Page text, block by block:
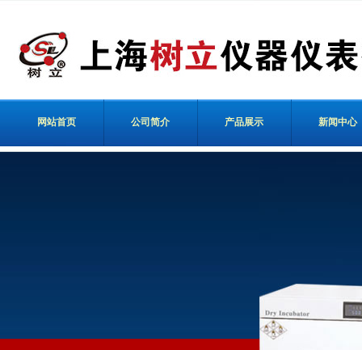
网站首页 公司简介 产品展示 新闻中心